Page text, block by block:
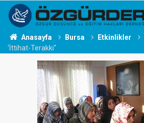
Anasayfa Bursa Etkinlikler
‘İttihat-Terakki"